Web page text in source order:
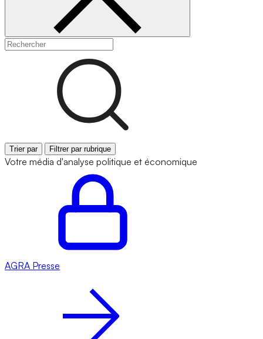
Trier par Filtrer par rubrique
Votre média d'analyse politique et économique
AGRA Presse